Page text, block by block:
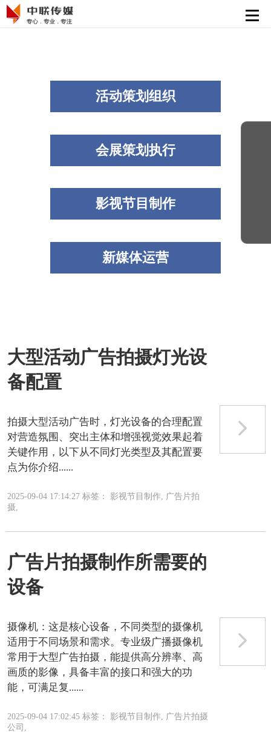
会展策划执行
影视节目制作
新媒体运营
活动策划组织
会展策划执行
影视节目制作
新媒体运营
大型活动广告拍摄灯光设
备配置
拍摄大型活动广告时，灯光设备的合理配置
对营造氛围、突出主体和增强视觉效果起着
关键作用，以下从不同灯光类型及其配置要
点为你介绍......
2025-09-04 17:14:27 标签： 影视节目制作, 广告片拍
摄,
广告片拍摄制作所需要的
设备
摄像机‌：这是核心设备，不同类型的摄像机
适用于不同场景和需求。专业级广播摄像机
常用于大型广告拍摄，能提供高分辨率、高
画质的影像，具备丰富的接口和强大的功
能，可满足复......
2025-09-04 17:02:45 标签： 影视节目制作, 广告片拍摄
公司,